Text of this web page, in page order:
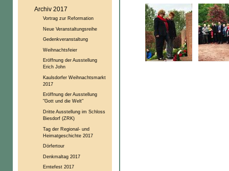
Archiv 2017
Vortrag zur Reformation
Neue Veranstaltungsreihe
Gedenkveranstaltung
Weihnachtsfeier
Eröffnung der Ausstellung
Erich John
Kaulsdorfer Weihnachtsmarkt
2017
Eröffnung der Ausstellung
"Gott und die Welt"
Dritte Ausstellung im Schloss
Biesdorf (ZRK)
Tag der Regional- und
Heimatgeschichte 2017
Dörfertour
Denkmaltag 2017
Erntefest 2017